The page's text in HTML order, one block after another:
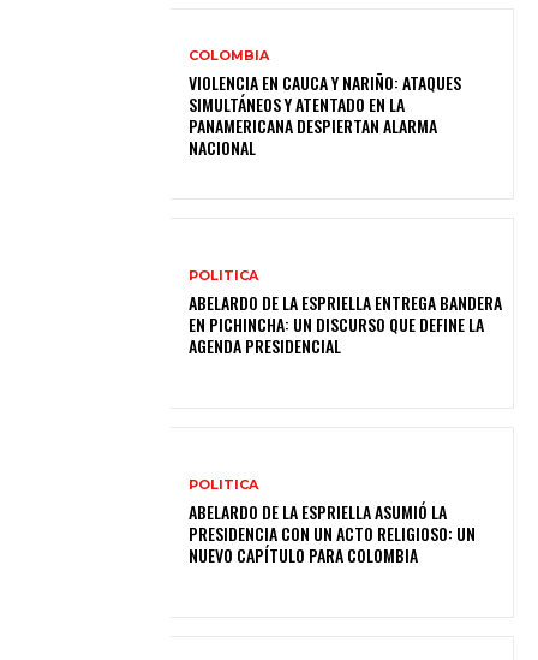
COLOMBIA
VIOLENCIA EN CAUCA Y NARIÑO: ATAQUES
SIMULTÁNEOS Y ATENTADO EN LA
PANAMERICANA DESPIERTAN ALARMA
NACIONAL
POLITICA
ABELARDO DE LA ESPRIELLA ENTREGA BANDERA
EN PICHINCHA: UN DISCURSO QUE DEFINE LA
AGENDA PRESIDENCIAL
POLITICA
ABELARDO DE LA ESPRIELLA ASUMIÓ LA
PRESIDENCIA CON UN ACTO RELIGIOSO: UN
NUEVO CAPÍTULO PARA COLOMBIA